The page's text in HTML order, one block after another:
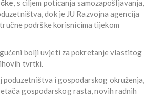
, s ciljem poticanja samozapošljavanja,
dok je JU Razvojna agencija
podrške korisnicima tijekom
bolji uvjeti za pokretanje vlastitog
tvrtki.
i gospodarskog okruženja,
gospodarskog rasta, novih radnih